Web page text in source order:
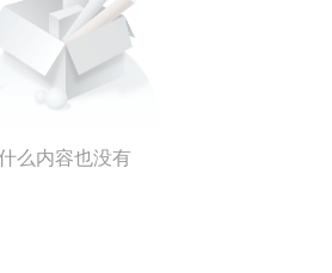
么内容也没有